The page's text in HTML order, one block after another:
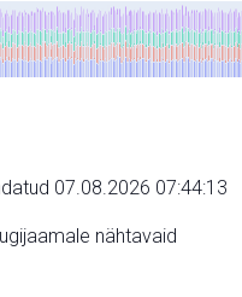
07.08.2026 07:44:13
nähtavaid